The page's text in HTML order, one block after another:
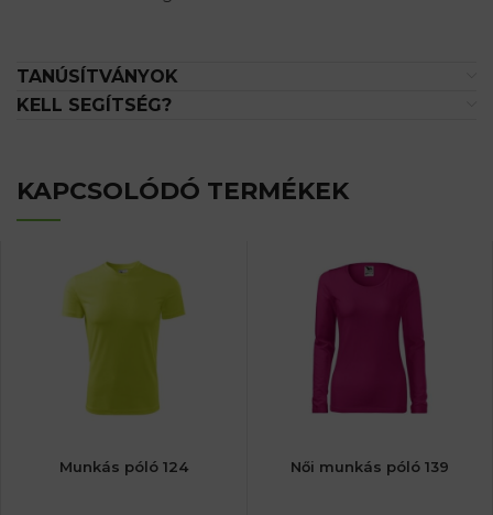
TANÚSÍTVÁNYOK
KELL SEGÍTSÉG?
KAPCSOLÓDÓ TERMÉKEK
Munkás póló 124 Női munkás póló 139